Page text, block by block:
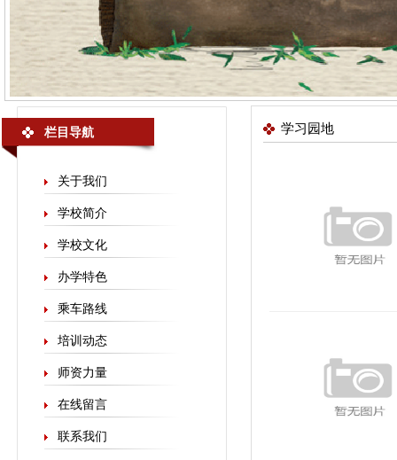
栏目导航
关于我们
学校简介
学校文化
办学特色
乘车路线
培训动态
师资力量
在线留言
联系我们
学习园地